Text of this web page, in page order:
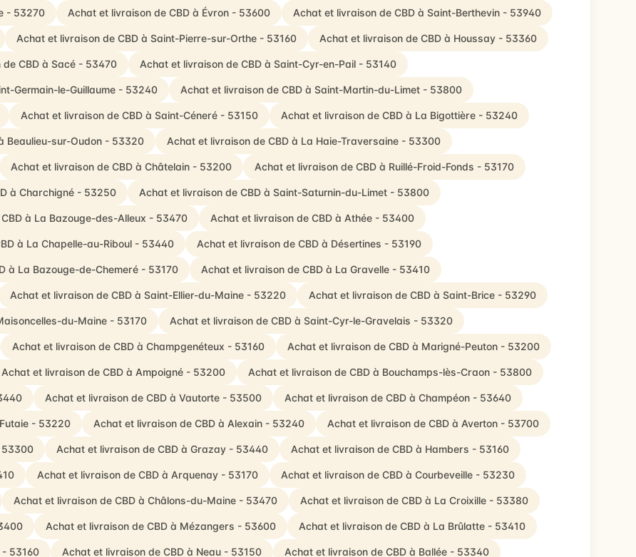
- 53270 Achat et livraison de CBD à Évron - 53600 Achat et livraison de CBD à Saint-Berthevin - 53940
Achat et livraison de CBD à Saint-Pierre-sur-Orthe - 53160 Achat et livraison de CBD à Houssay - 53360
CBD à Sacé - 53470 Achat et livraison de CBD à Saint-Cyr-en-Pail - 53140
Germain-le-Guillaume - 53240 Achat et livraison de CBD à Saint-Martin-du-Limet - 53800
Achat et livraison de CBD à Saint-Céneré - 53150 Achat et livraison de CBD à La Bigottière - 53240
Beaulieu-sur-Oudon - 53320 Achat et livraison de CBD à La Haie-Traversaine - 53300
Achat et livraison de CBD à Châtelain - 53200 Achat et livraison de CBD à Ruillé-Froid-Fonds - 53170
à Charchigné - 53250 Achat et livraison de CBD à Saint-Saturnin-du-Limet - 53800
à La Bazouge-des-Alleux - 53470 Achat et livraison de CBD à Athée - 53400
à La Chapelle-au-Riboul - 53440 Achat et livraison de CBD à Désertines - 53190
à La Bazouge-de-Chemeré - 53170 Achat et livraison de CBD à La Gravelle - 53410
Achat et livraison de CBD à Saint-Ellier-du-Maine - 53220 Achat et livraison de CBD à Saint-Brice - 53290
du-Maine - 53170 Achat et livraison de CBD à Saint-Cyr-le-Gravelais - 53320
Achat et livraison de CBD à Champgenéteux - 53160 Achat et livraison de CBD à Marigné-Peuton - 53200
Achat et livraison de CBD à Ampoigné - 53200 Achat et livraison de CBD à Bouchamps-lès-Craon - 53800
Achat et livraison de CBD à Vautorte - 53500 Achat et livraison de CBD à Champéon - 53640
- 53220 Achat et livraison de CBD à Alexain - 53240 Achat et livraison de CBD à Averton - 53700
53300 Achat et livraison de CBD à Grazay - 53440 Achat et livraison de CBD à Hambers - 53160
Achat et livraison de CBD à Arquenay - 53170 Achat et livraison de CBD à Courbeveille - 53230
Achat et livraison de CBD à Châlons-du-Maine - 53470 Achat et livraison de CBD à La Croixille - 53380
Achat et livraison de CBD à Mézangers - 53600 Achat et livraison de CBD à La Brûlatte - 53410
53160 Achat et livraison de CBD à Neau - 53150 Achat et livraison de CBD à Ballée - 53340